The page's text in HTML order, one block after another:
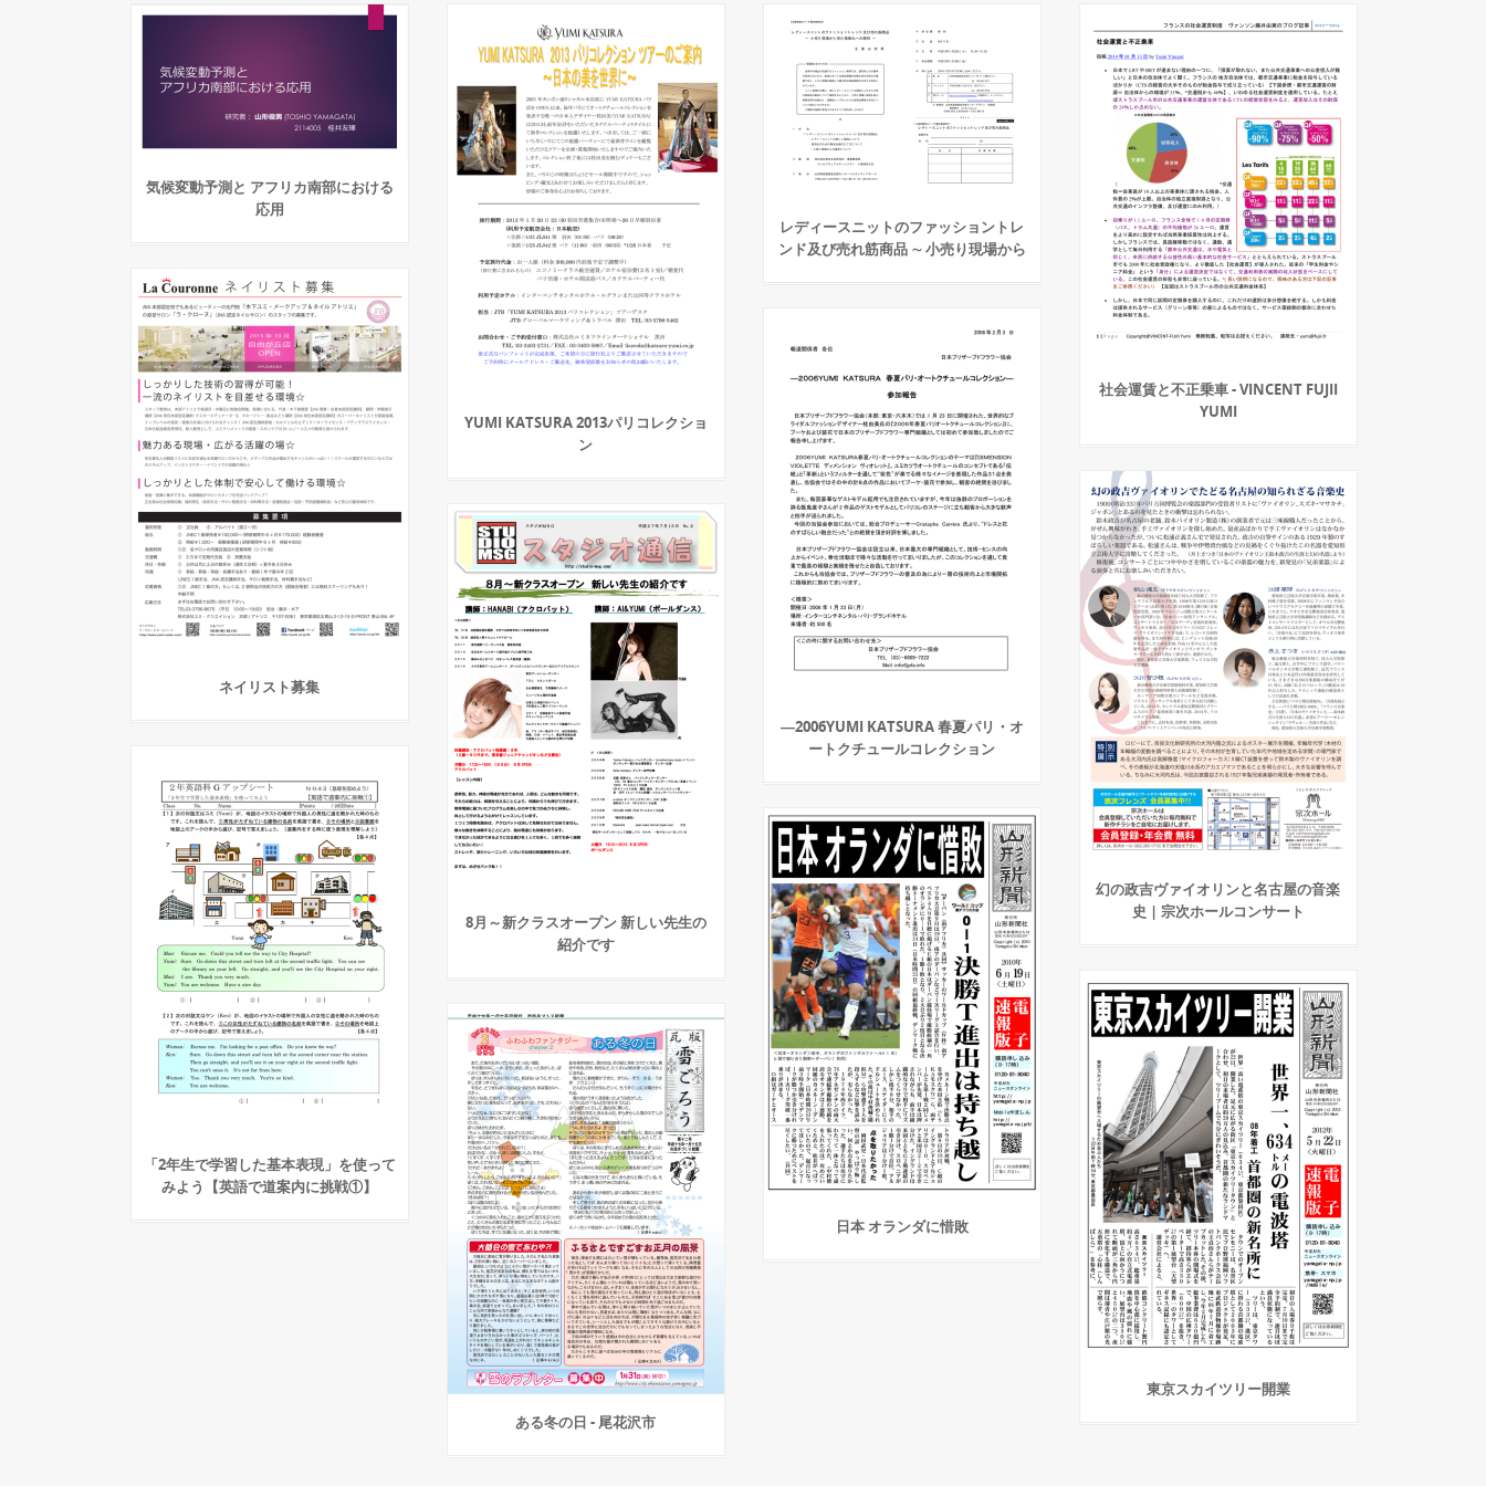
気候変動予測と アフリカ南部における
応用
YUMI KATSURA 2013パリコレクショ
ン
レディースニットのファッショントレ
ンド及び売れ筋商品 ∼ 小売り現場から
社会運賃と不正乗車 - VINCENT FUJII
YUMI
ネイリスト募集
―2006YUMI KATSURA 春夏パリ・オ
ートクチュールコレクション
幻の政吉ヴァイオリンと名古屋の音楽
史 | 宗次ホールコンサート
8月～新クラスオープン 新しい先生の
紹介です
「2年生で学習した基本表現」を使って
みよう【英語で道案内に挑戦①】
日本 オランダに惜敗
東京スカイツリー開業
ある冬の日 - 尾花沢市